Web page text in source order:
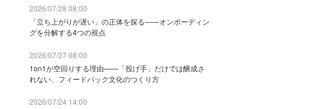
2026/07/28 08:00
「立ち上がりが遅い」の正体を探る——オンボーディン
グを分解する4つの視点
2026/07/27 08:00
1on1が空回りする理由——「投げ手」だけでは醸成さ
れない、フィードバック文化のつくり方
2026/07/24 14:00